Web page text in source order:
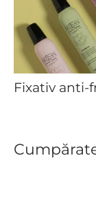
Fixativ anti-